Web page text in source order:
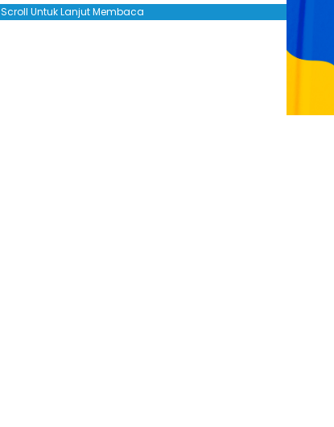
Scroll Untuk Lanjut Membaca